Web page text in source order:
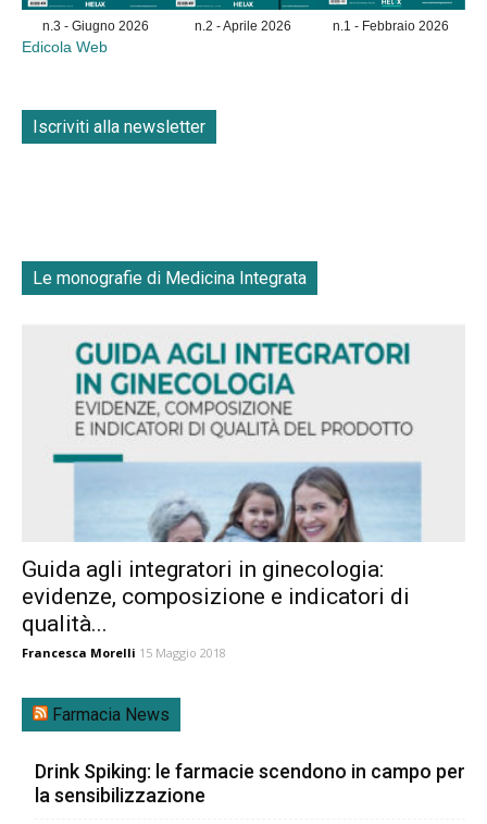
n.3 - Giugno 2026 n.2 - Aprile 2026 n.1 - Febbraio 2026
Edicola Web
Iscriviti alla newsletter
Le monografie di Medicina Integrata
Guida agli integratori in ginecologia:
evidenze, composizione e indicatori di
qualità...
Francesca Morelli 15 Maggio 2018
Farmacia News
Drink Spiking: le farmacie scendono in campo per
la sensibilizzazione